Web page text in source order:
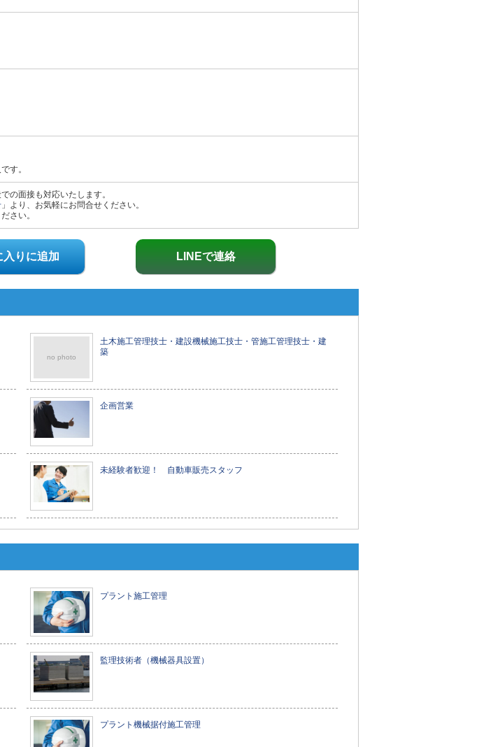
す。
の面接も対応いたします。
」より、お気軽にお問合せください。
さい。
入りに追加 LINEで連絡
no photo
土木施工管理技士・建設機械施工技士・管施工管理技士・建
築
企画営業
未経験者歓迎！ 自動車販売スタッフ
プラント施工管理
監理技術者（機械器具設置）
プラント機械据付施工管理